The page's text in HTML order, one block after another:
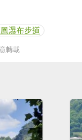
瀑布步道
轉載